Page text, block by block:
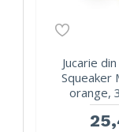
Jucarie
Squeaker
orange,